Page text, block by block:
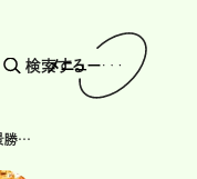
検索する
メニュー
日塩もみじライン（栃木県）。鬼怒川温泉と塩原温泉をつなぐ景勝ルート